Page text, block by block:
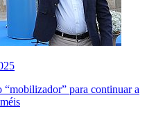
para continuar a